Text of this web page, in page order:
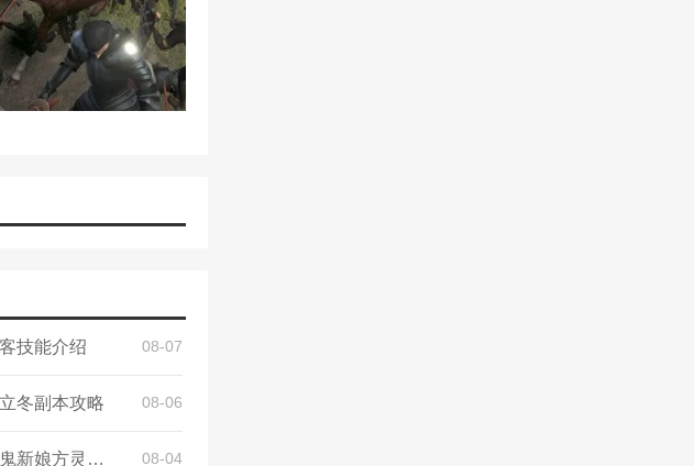
技能介绍 08-07
冬副本攻略 08-06
《明末：渊虚之羽》攻略——鬼新娘方灵简单打法攻略分享 08-04